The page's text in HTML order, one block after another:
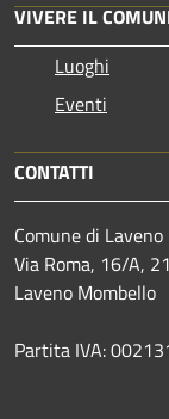
VIVERE IL
Luoghi
Eventi
CONTATTI
Comune di
Via Roma, 16/A,
Laveno Mombello
Partita IVA: